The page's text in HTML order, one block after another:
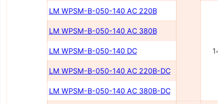
LM WPSM-B-050-140 AC 220В
LM WPSM-B-050-140 AC 380В
LM WPSM-B-050-140 DC
LM WPSM-B-050-140 AC 220В-DC
LM WPSM-B-050-140 AC 380В-DC